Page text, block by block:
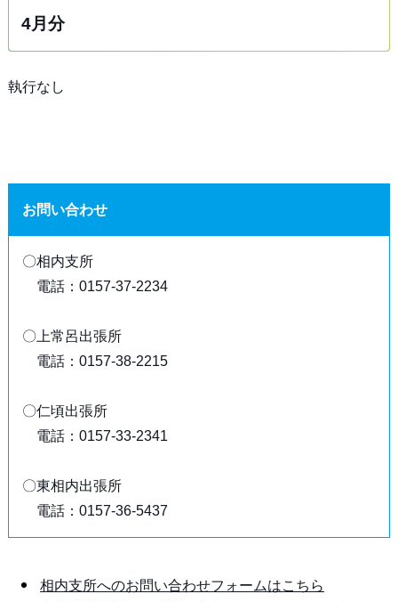
4月分
執行なし
お問い合わせ
〇相内支所
電話：0157-37-2234
〇上常呂出張所
電話：0157-38-2215
〇仁頃出張所
電話：0157-33-2341
〇東相内出張所
電話：0157-36-5437
相内支所へのお問い合わせフォームはこちら